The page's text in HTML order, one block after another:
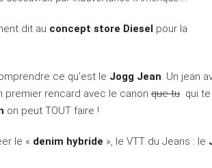
dit au concept store Diesel pour la
ce qu’est le Jogg Jean. Un jean
premier rencard avec le canon que tu qui te
on peut TOUT faire !
le « denim hybride », le VTT du Jeans : le